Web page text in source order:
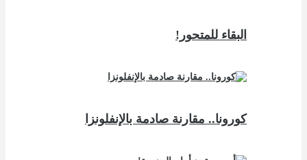
البقاء للمتحور!
كورونا.. مقارنة صادمة بالإنفلونزا